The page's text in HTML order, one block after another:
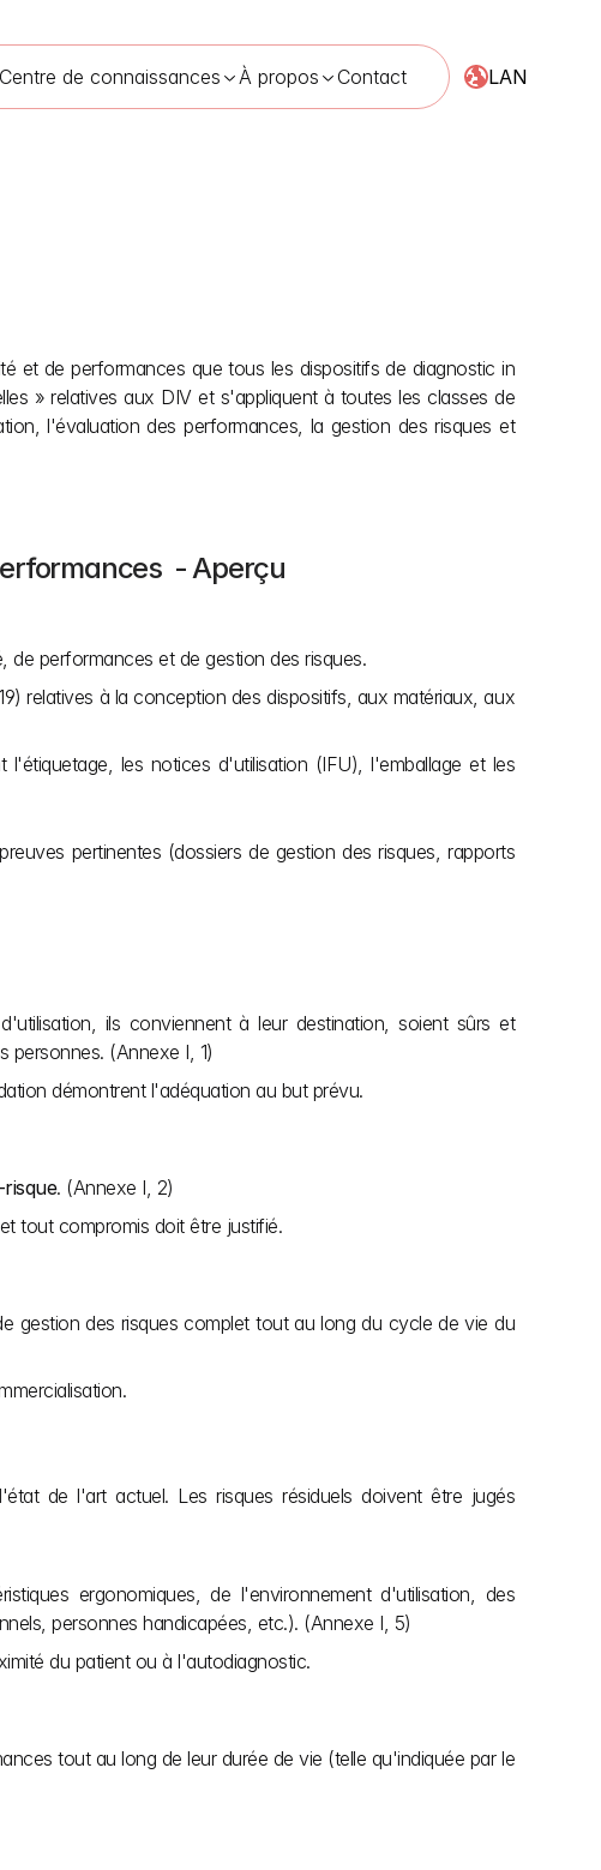
Centre de connaissances À propos Contact LAN
et de performances que tous les dispositifs de diagnostic in
» relatives aux DIV et s'appliquent à toutes les classes de
l'évaluation des performances, la gestion des risques et
- Aperçu
de performances et de gestion des risques.
relatives à la conception des dispositifs, aux matériaux, aux
les notices d'utilisation (IFU), l'emballage et les
pertinentes (dossiers de gestion des risques, rapports
ils conviennent à leur destination, soient sûrs et
personnes. (Annexe I, 1)
démontrent l'adéquation au but prévu.
. (Annexe I, 2)
tout compromis doit être justifié.
gestion des risques complet tout au long du cycle de vie du
de l'art actuel. Les risques résiduels doivent être jugés
ergonomiques, de l'environnement d'utilisation, des
personnes handicapées, etc.). (Annexe I, 5)
du patient ou à l'autodiagnostic.
tout au long de leur durée de vie (telle qu'indiquée par le